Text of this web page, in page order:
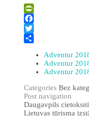
PrintFriendly
Facebook
Twitter
Adventur
Adventur
Adventur
Categories Bez
Post navigation
Daugavpils
Lietuvas tūrisma